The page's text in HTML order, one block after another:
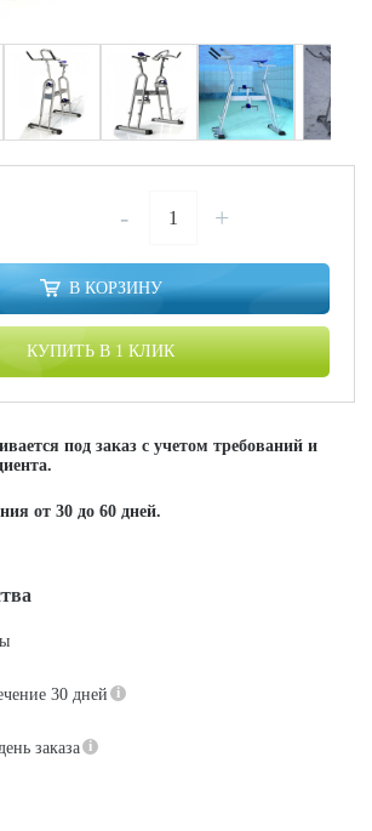
- +
В КОРЗИНУ
КУПИТЬ В 1 КЛИК
под заказ с учетом требований и
от 30 до 60 дней.
30 дней
заказа